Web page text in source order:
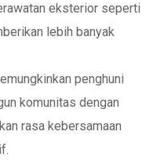
eksterior seperti
lebih banyak
penghuni
komunitas dengan
rasa kebersamaan